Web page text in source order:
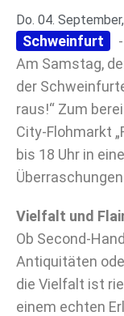
Do. 04.
Schweinfurt
-
Am Samstag,
der
raus!“ Zum
City-Flohmarkt
bis 18 Uhr in
Vielfalt und
Ob Second-
Antiquitäten
die Vielfalt ist
einem echten